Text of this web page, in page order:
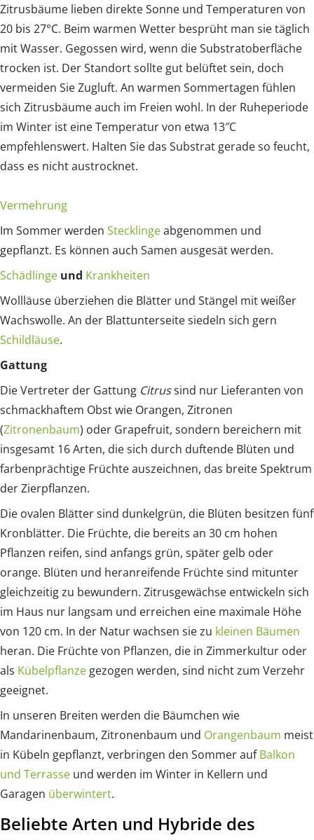
Zitrusbäume lieben direkte Sonne und Temperaturen von
20 bis 27°C. Beim warmen Wetter besprüht man sie täglich
mit Wasser. Gegossen wird, wenn die Substratoberfläche
trocken ist. Der Standort sollte gut belüftet sein, doch
vermeiden Sie Zugluft. An warmen Sommertagen fühlen
sich Zitrusbäume auch im Freien wohl. In der Ruheperiode
im Winter ist eine Temperatur von etwa 13″C
empfehlenswert. Halten Sie das Substrat gerade so feucht,
dass es nicht austrocknet.
Vermehrung
Im Sommer werden Stecklingeabgenommen und
gepflanzt. Es können auch Samen ausgesät werden.
Schädlinge und Krankheiten
Wollläuse überziehen die Blätter und Stängel mit weißer
Wachswolle. An der Blattunterseite siedeln sich gern
Schildläuse.
Gattung
Die Vertreter der Gattung Citrussind nur Lieferanten von
schmackhaftem Obst wie Orangen, Zitronen
(Zitronenbaum) oder Grapefruit, sondern bereichern mit
insgesamt 16 Arten, die sich durch duftende Blüten und
farbenprächtige Früchte auszeichnen, das breite Spektrum
der Zierpflanzen.
Die ovalen Blätter sind dunkelgrün, die Blüten besitzen fünf
Kronblätter. Die Früchte, die bereits an 30 cm hohen
Pflanzen reifen, sind anfangs grün, später gelb oder
orange. Blüten und heranreifende Früchte sind mitunter
gleichzeitig zu bewundern. Zitrusgewächse entwickeln sich
im Haus nur langsam und erreichen eine maximale Höhe
von 120 cm. In der Natur wachsen sie zu kleinen Bäumen
heran. Die Früchte von Pflanzen, die in Zimmerkultur oder
als Kübelpflanze gezogen werden, sind nicht zum Verzehr
geeignet.
In unseren Breiten werden die Bäumchen wie
Mandarinenbaum, Zitronenbaum und Orangenbaum meist
in Kübeln gepflanzt, verbringen den Sommer aufBalkon
und Terrasse und werden im Winter in Kellern und
Garagen überwintert.
Beliebte Arten und Hybride des